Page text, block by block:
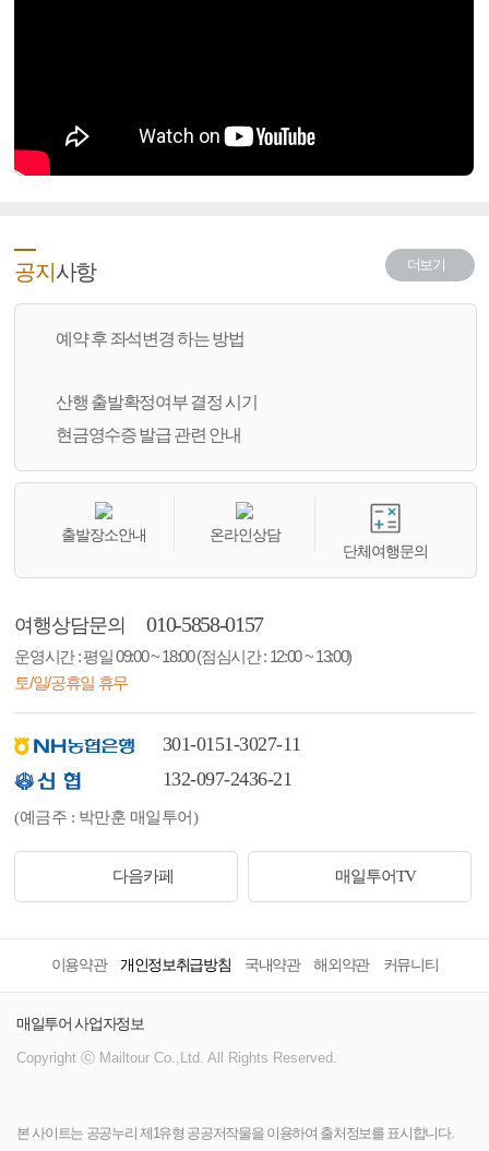
공지 사항 더보기
예약 후 좌석변경 하는 방법
산행 출발확정여부 결정 시기
현금영수증 발급 관련 안내
출발장소안내
온라인상담
단체여행문의
여행상담문의 010-5858-0157
운영시간 : 평일 09:00 ~ 18:00 (점심시간 : 12:00 ~ 13:00)
토/일/공휴일 휴무
301-0151-3027-11
132-097-2436-21
(예금주 : 박만훈 매일투어)
다음카페 매일투어TV
이용약관 개인정보취급방침 국내약관 해외약관 커뮤니티
매일투어 사업자정보
Copyright ⓒ Mailtour Co.,Ltd. All Rights Reserved.
본 사이트는 공공누리 제1유형 공공저작물을 이용하여 출처정보를 표시합니다.